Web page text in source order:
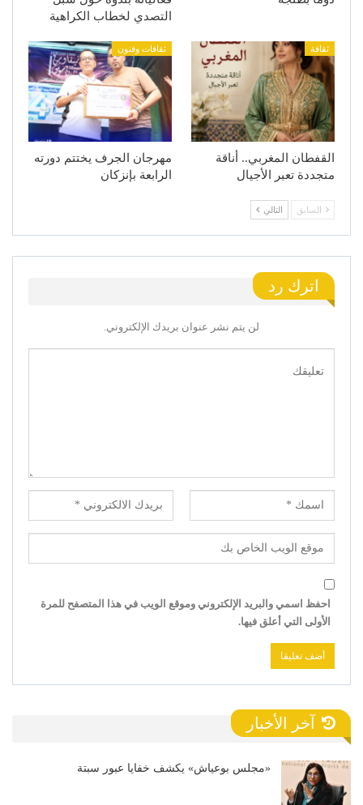
التصدي لخطاب الكراهية
ثقافة
القفطان المغربي.. أناقة
متجددة تعبر الأجيال
ثقافات وفنون
مهرجان الجرف يختتم دورته
الرابعة بإنزكان
السابق التالي
اترك رد
لن يتم نشر عنوان بريدك الإلكتروني.
احفظ اسمي والبريد الإلكتروني وموقع الويب في هذا المتصفح للمرة
الأولى التي أعلق فيها.
آخر الأخبار
«مجلس بوعياش» يكشف خفايا عبور سبتة